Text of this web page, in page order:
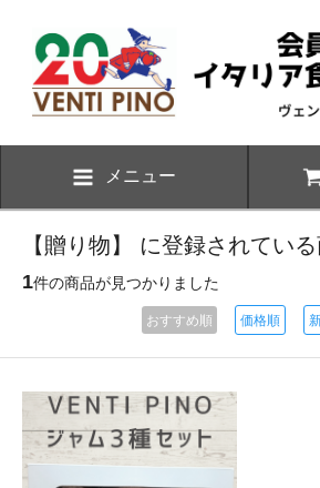
メニュー
【贈り物】 に登録されてい
1件の商品が見つかりました
おすすめ順 価格順